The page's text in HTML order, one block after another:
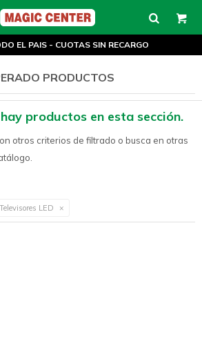
EL PAIS - CUOTAS SIN RECARGO
PRODUCTOS
productos en esta sección.
otros criterios de filtrado o busca en otras
Televisores LED